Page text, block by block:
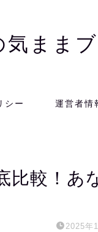
気まま
シー 運営者情
比較！あ
2025年